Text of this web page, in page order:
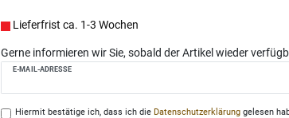
Lieferfrist ca. 1-3 Wochen
Gerne informieren wir Sie, sobald der Artikel wieder
E-MAIL-ADRESSE
Hiermit bestätige ich, dass ich die Daten­schutz­erklärunggelesen